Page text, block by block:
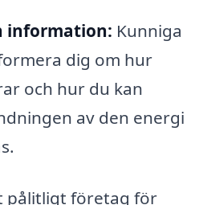
information: Kunniga
dig om hur
och hur du kan
av den energi
pålitligt företag för